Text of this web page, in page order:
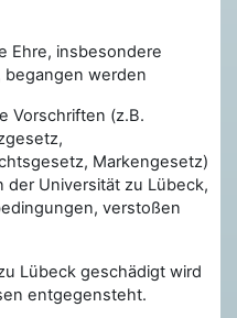
Ehre, insbesondere
begangen werden
Vorschriften (z.B.
Markengesetz)
Universität zu Lübeck,
verstoßen
Lübeck geschädigt wird
entgegensteht.